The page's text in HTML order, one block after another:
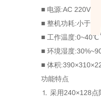
■ 电源:AC
■ 整机功耗:小于
■ 工作温度:0~40℃
■ 环境湿度
■ 体积
功能特点
⒈ 采用240×128点